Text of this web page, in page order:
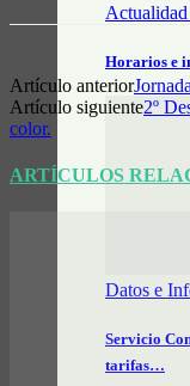
Horarios e
Datos e
Servicio
tarifas…
Artículo anterior
Artículo siguiente2º
color.
ARTÍCULOS